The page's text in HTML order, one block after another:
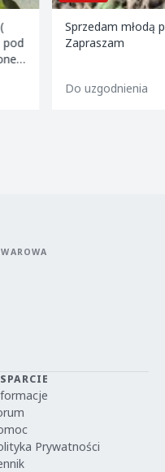
pod
Sprzedam młodą
Zapraszam
Do uzgodnienia
Prywatności